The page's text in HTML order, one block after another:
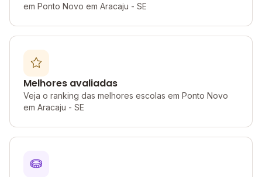
em Ponto Novo em Aracaju - SE
Melhores avaliadas
Veja o ranking das melhores escolas em Ponto Novo
em Aracaju - SE